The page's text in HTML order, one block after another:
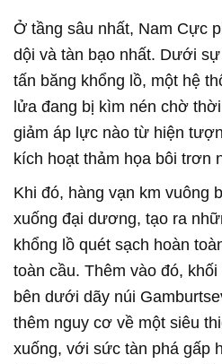
Ở tầng sâu nhất, Nam Cực
dội và tàn bạo nhất. Dưới
tấn băng khổng lồ, một hệ
lửa đang bị kìm nén chờ
giảm áp lực nào từ hiện
kích hoạt thảm họa bôi trơn
Khi đó, hàng vạn km vuông
xuống đại dương, tạo ra
khổng lồ quét sạch hoàn
toàn cầu. Thêm vào đó,
bên dưới dãy núi
thêm nguy cơ về một siêu
xuống, với sức tàn phá gấp